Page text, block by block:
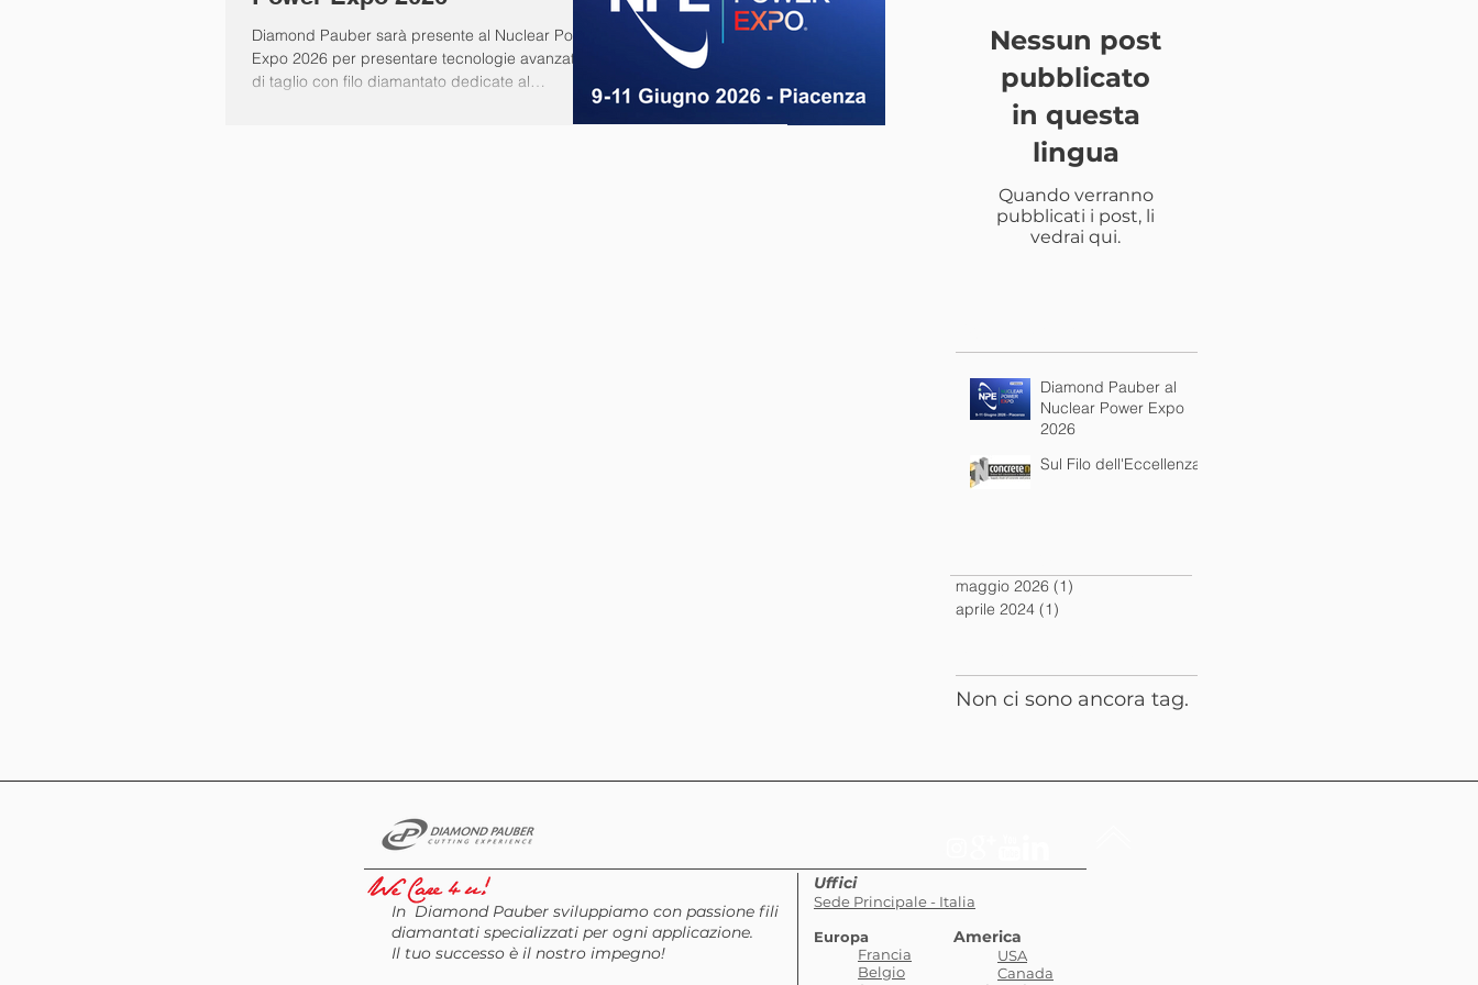
Diamond Pauber sarà presente al Nuclear Power
Expo 2026 per presentare tecnologie avanzate
di taglio con filo diamantato dedicate al
industriali ad alta complessità. Durante l’evento
Nessun post
pubblicato
in questa
lingua
Quando verranno
pubblicati i post, li
vedrai qui.
Diamond Pauber al
Nuclear Power Expo
2026
Sul Filo dell'Eccellenza
maggio 2026 (1)
aprile 2024 (1)
Non ci sono ancora tag.
In Diamond Pauber sviluppiamo con passione fili
diamantati specializzati per ogni applicazione.
Il tuo successo è il nostro impegno!
Uffici
Sede Principale - Italia
Europa
Francia
Belgio
America
USA
Canada